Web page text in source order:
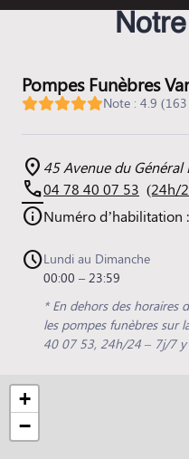
Pompes Funèbres
Note : 4.9 (163
45 Avenue du Général
04 78 40 07 53 (24h/
Numéro d’habilitation
Lundi au Dimanche
00:00 – 23:59
* En dehors des horaires
les pompes funèbres sur
40 07 53, 24h/24 – 7j/7 y
+
−